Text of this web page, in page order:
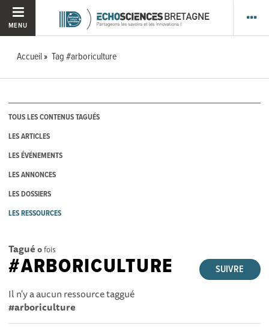
MENU
Accueil Tag #arboriculture
TOUS LES CONTENUS TAGUÉS
LES ARTICLES
LES ÉVÉNEMENTS
LES ANNONCES
LES DOSSIERS
LES RESSOURCES
Tagué 0fois
SUIVRE
#ARBORICULTURE
Il n'y a aucun ressource taggué
#arboriculture